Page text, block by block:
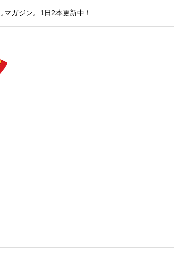
ガジン。1日2本更新中！